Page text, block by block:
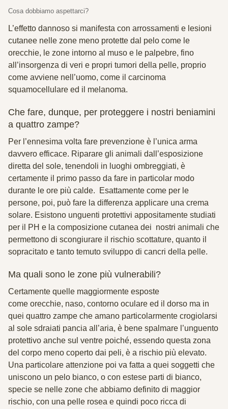
Cosa dobbiamo aspettarci?
L’effetto dannoso si manifesta con arrossamenti e lesioni
cutanee nelle zone meno protette dal pelo come le
orecchie, le zone intorno al muso e le palpebre, fino
all’insorgenza di veri e propri tumori della pelle, proprio
come avviene nell’uomo, come il carcinoma
squamocellulare ed il melanoma.
Che fare, dunque, per proteggere i nostri beniamini
a quattro zampe?
Per l’ennesima volta fare prevenzione è l’unica arma
davvero efficace. Riparare gli animali dall’esposizione
diretta del sole, tenendoli in luoghi ombreggiati, è
certamente il primo passo da fare in particolar modo
durante le ore più calde. Esattamente come per le
persone, poi, può fare la differenza applicare una crema
solare. Esistono unguenti protettivi appositamente studiati
per il PH e la composizione cutanea dei nostri animali che
permettono di scongiurare il rischio scottature, quanto il
sopracitato e tanto temuto sviluppo di cancri della pelle.
Ma quali sono le zone più vulnerabili?
Certamente quelle maggiormente esposte
come orecchie, naso, contorno oculare ed il dorso ma in
quei quattro zampe che amano particolarmente crogiolarsi
al sole sdraiati pancia all’aria, è bene spalmare l’unguento
protettivo anche sul ventre poiché, essendo questa zona
del corpo meno coperto dai peli, è a rischio più elevato.
Una particolare attenzione poi va fatta a quei soggetti che
uniscono un pelo bianco, o con estese parti di bianco,
specie se nelle zone che abbiamo definito di maggior
rischio, con una pelle rosea e quindi poco ricca di